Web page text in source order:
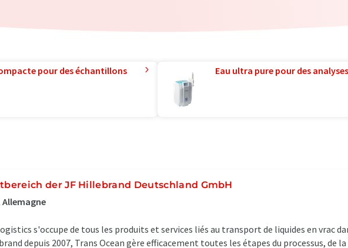
pour des échantillons
Eau ultra pure pour des
der JF Hillebrand Deutschland GmbH
s'occupe de tous les produits et services liés au transport de liquides en vrac
depuis 2007, Trans Ocean gère efficacement toutes les étapes du processus, de